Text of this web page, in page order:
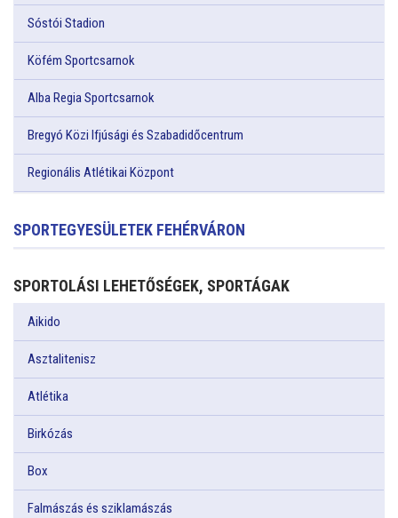
Sóstói Stadion
Köfém Sportcsarnok
Alba Regia Sportcsarnok
Bregyó Közi Ifjúsági és Szabadidőcentrum
Regionális Atlétikai Központ
SPORTEGYESÜLETEK FEHÉRVÁRON
SPORTOLÁSI LEHETŐSÉGEK, SPORTÁGAK
Aikido
Asztalitenisz
Atlétika
Birkózás
Box
Falmászás és sziklamászás